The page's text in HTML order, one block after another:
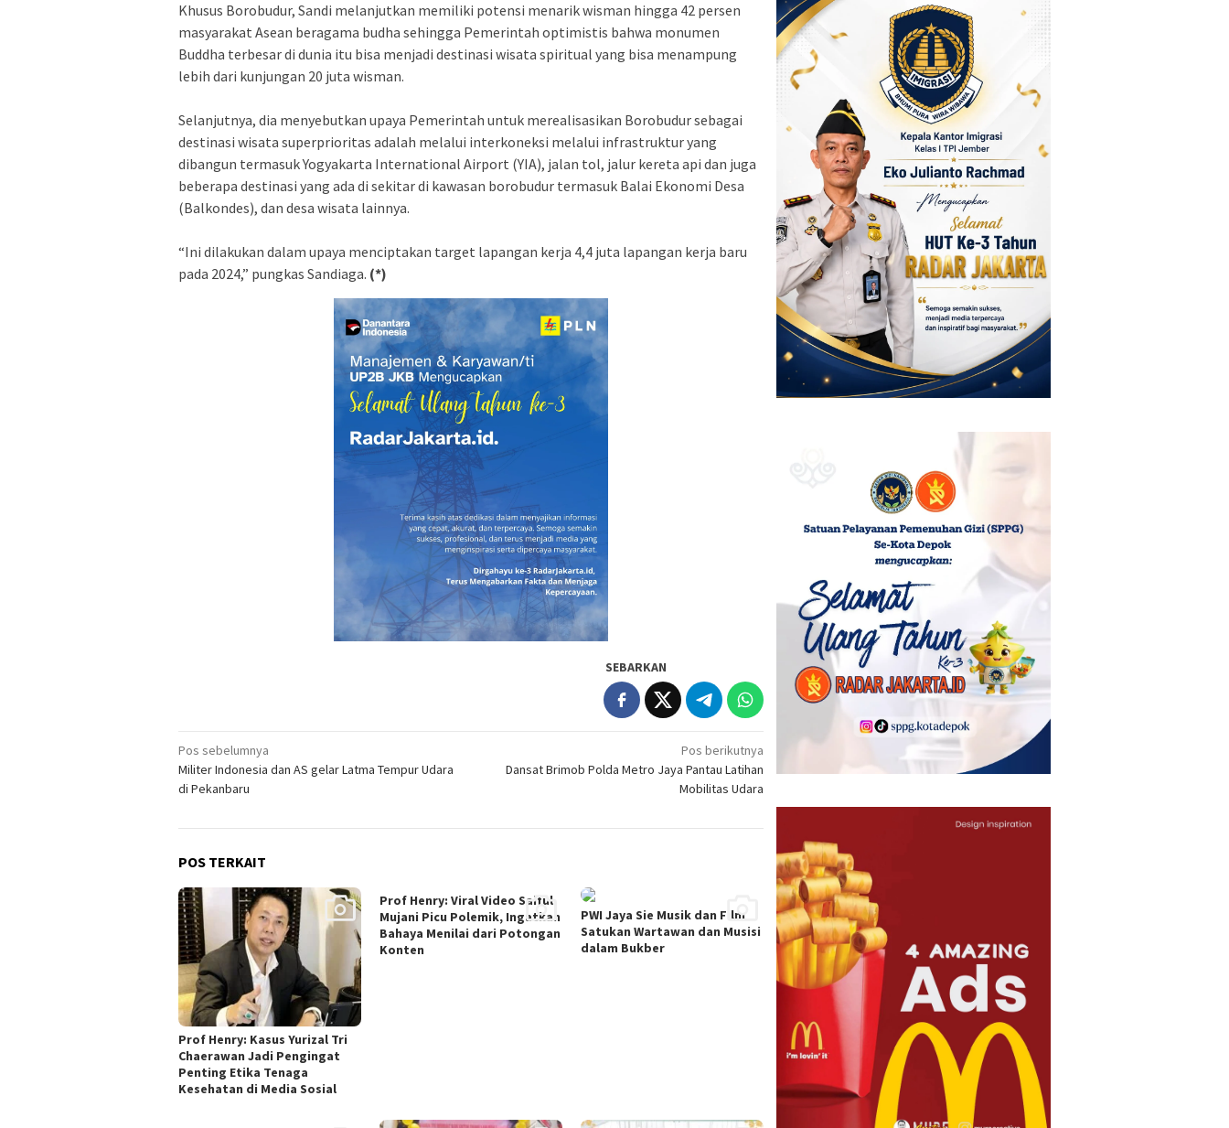
Khusus Borobudur, Sandi melanjutkan memiliki potensi menarik wisman hingga 42 persen
masyarakat Asean beragama budha sehingga Pemerintah optimistis bahwa monumen
Buddha terbesar di dunia itu bisa menjadi destinasi wisata spiritual yang bisa menampung
lebih dari kunjungan 20 juta wisman.
Selanjutnya, dia menyebutkan upaya Pemerintah untuk merealisasikan Borobudur sebagai
destinasi wisata superprioritas adalah melalui interkoneksi melalui infrastruktur yang
dibangun termasuk Yogyakarta International Airport (YIA), jalan tol, jalur kereta api dan juga
beberapa destinasi yang ada di sekitar di kawasan borobudur termasuk Balai Ekonomi Desa
(Balkondes), dan desa wisata lainnya.
“Ini dilakukan dalam upaya menciptakan target lapangan kerja 4,4 juta lapangan kerja baru
pada 2024,” pungkas Sandiaga. (*)
SEBARKAN
Navigasi
pos
Pos sebelumnya
Militer Indonesia dan AS gelar Latma Tempur Udara
di Pekanbaru
Pos berikutnya
Dansat Brimob Polda Metro Jaya Pantau Latihan
Mobilitas Udara
POS TERKAIT
Prof Henry: Kasus Yurizal Tri
Chaerawan Jadi Pengingat
Penting Etika Tenaga
Kesehatan di Media Sosial
Prof Henry: Viral Video Saiful
Mujani Picu Polemik, Ingatkan
Bahaya Menilai dari Potongan
Konten
PWI Jaya Sie Musik dan Film
Satukan Wartawan dan Musisi
dalam Bukber